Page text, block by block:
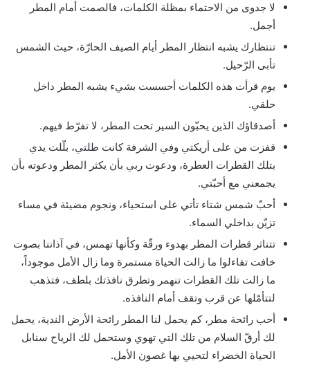
لا جدوى من الاحتماء بمظلة الكلمات، فالصمت أمام المطر
أجمل.
تنتظارك يشبه انتظار المطر أيام الصيف الحارّة، حيث الشمس
تأبى الرّحيل.
يوم قرأت هذه الكلمات أحسست بشيء يشبه المطر داخل
حلقي.
أصدقاؤك الذين يحبّون السير تحت المطر، لا تفرّط فيهم.
قفزت من على أريكتي وفي الشرفة كانت طلتي، بلّلت يدي
بتلك القطرات العطرة، ودعوت ربي بأن يكثر المطر ودعوته بأن
يجمعني مع أحبّتي.
أحبّ شمس شتاء تأتي على استحياء، ونجوم مضيئة في مساء
تزيّن بداخلي السماء.
تتناثر قطرات المطر بهدوء ورقّة وكأنها تهمس، في آذاننا بصوت
خافت تفاءلوا ما زالت الحياة مستمرة وما زال الأمل موجوداً،
ما زالت تلك القطرات تنهمر وتطرق نافذتك بلطف، فتذهب
لتتأمّلها عن قرب وتقف أمام النافذه.
أحب رائحة مطر، كم يحمل لنا المطر رائحة الأرض الندية، يحمل
لك أرقّ السلام من تلك التي تهوي وستحمل لك الرياح سنابل
الحياة الخضراء لتحيي بها غصون الأمل.